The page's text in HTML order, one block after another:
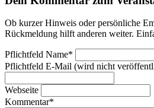
Ob kurzer Hinweis oder persönliche
Rückmeldung hilft anderen weiter.
Pflichtfeld Name*
Pflichtfeld E-Mail (wird nicht
Webseite
Kommentar*